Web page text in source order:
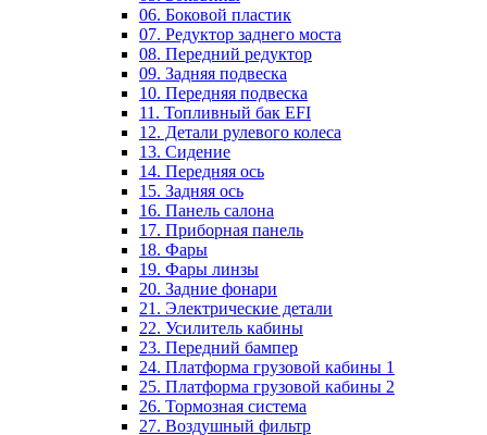
06. Боковой пластик
07. Редуктор заднего моста
08. Передний редуктор
09. Задняя подвеска
10. Передняя подвеска
11. Топливный бак EFI
12. Детали рулевого колеса
13. Сидение
14. Передняя ось
15. Задняя ось
16. Панель салона
17. Приборная панель
18. Фары
19. Фары линзы
20. Задние фонари
21. Электрические детали
22. Усилитель кабины
23. Передний бампер
24. Платформа грузовой кабины 1
25. Платформа грузовой кабины 2
26. Тормозная система
27. Воздушный фильтр